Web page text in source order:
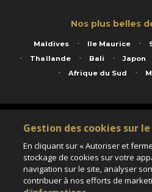
Nos plus belles
Maldives Ile Maurice
Thaïlande
Bali Japon
Afrique du Sud
Service animé par Nautil Voyages - 22 rue
au capital de 155 696 euros - RCS Paris
Matricule Atout France IM075100020 - Garantie
Assurance responsabilité civile et
Gestion des cookies sur
En cliquant sur « Autoriser et
stockage de cookies sur votre
navigation sur le site, analyser
contribuer à nos efforts de